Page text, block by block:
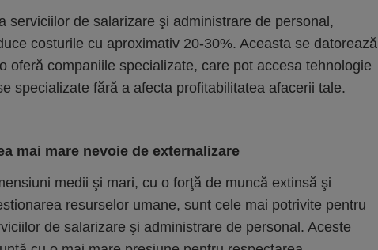
serviciilor de salarizare şi administrare de personal,
costurile cu aproximativ 20-30%. Aceasta se datorează
oferă companiile specializate, care pot accesa tehnologie
specializate fără a afecta profitabilitatea afacerii tale.
mai mare nevoie de externalizare
medii şi mari, cu o forţă de muncă extinsă şi
resurselor umane, sunt cele mai potrivite pentru
de salarizare şi administrare de personal. Aceste